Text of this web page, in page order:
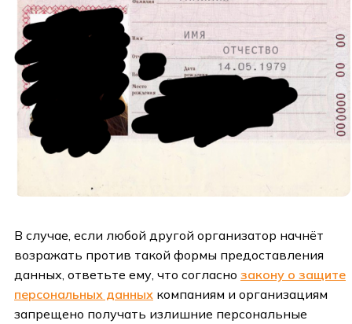
В случае, если любой другой организатор начнёт
возражать против такой формы предоставления
данных, ответьте ему, что согласно закону о защите
персональных данных компаниям и организациям
запрещено получать излишние персональные